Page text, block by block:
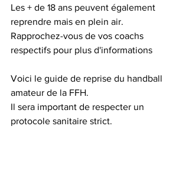
Les + de 18 ans peuvent également
reprendre mais en plein air.
Rapprochez-vous de vos coachs
respectifs pour plus d'informations
Voici le guide de reprise du handball
amateur de la FFH.
Il sera important de respecter un
protocole sanitaire strict.